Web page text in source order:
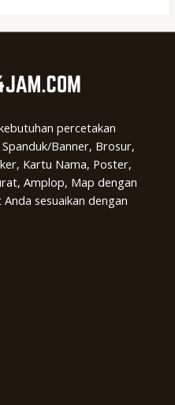
percetakan
Banner, Brosur,
Kartu Nama, Poster,
Amplop, Map dengan
sesuaikan dengan